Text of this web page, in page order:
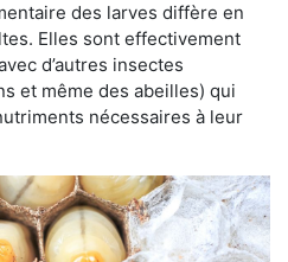
des larves diffère en
Elles sont effectivement
d’autres insectes
et même des abeilles) qui
nécessaires à leur